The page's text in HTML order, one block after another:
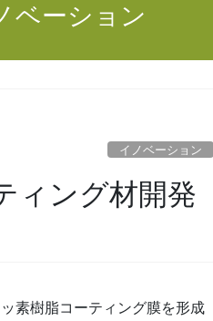
ベーション
イノベーション
ィング材開発
素樹脂コーティング膜を形成